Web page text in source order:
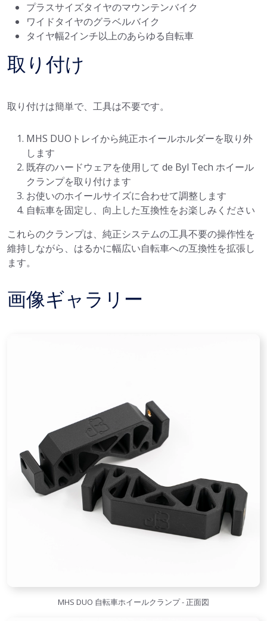
プラスサイズタイヤのマウンテンバイク
ワイドタイヤのグラベルバイク
タイヤ幅2インチ以上のあらゆる自転車
取り付け
取り付けは簡単で、工具は不要です。
MHS DUOトレイから純正ホイールホルダーを取り外
します
既存のハードウェアを使用して de Byl Tech ホイール
クランプを取り付けます
お使いのホイールサイズに合わせて調整します
自転車を固定し、向上した互換性をお楽しみください
これらのクランプは、純正システムの工具不要の操作性を
維持しながら、はるかに幅広い自転車への互換性を拡張し
ます。
画像ギャラリー
MHS DUO 自転車ホイールクランプ - 正面図